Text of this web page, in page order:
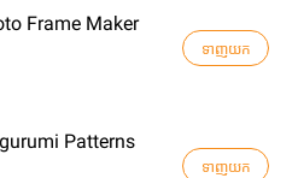
Frame Maker
ទាញយក
Patterns
ទាញយក